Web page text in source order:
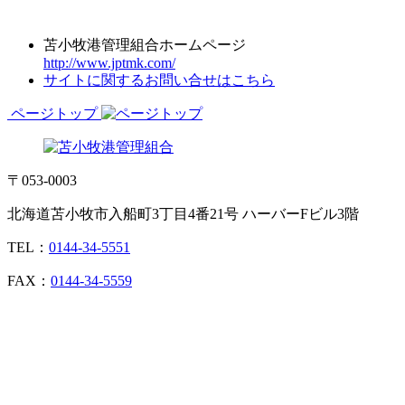
苫小牧港管理組合ホームページ
http://www.jptmk.com/
サイトに関するお問い合せはこちら
ページトップ
〒053-0003
北海道苫小牧市入船町3丁目4番21号 ハーバーFビル3階
TEL： 0144-34-5551
FAX： 0144-34-5559